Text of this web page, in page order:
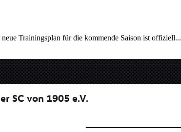
Trainingsplan für die kommende Saison ist offiziell...